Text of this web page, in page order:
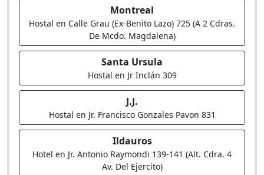
Montreal
Hostal en Calle Grau (Ex-Benito Lazo) 725 (A 2 Cdras.
De Mcdo. Magdalena)
Santa Ursula
Hostal en Jr Inclán 309
J.J.
Hostal en Jr. Francisco Gonzales Pavon 831
Ildauros
Hotel en Jr. Antonio Raymondi 139-141 (Alt. Cdra. 4
Av. Del Ejercito)